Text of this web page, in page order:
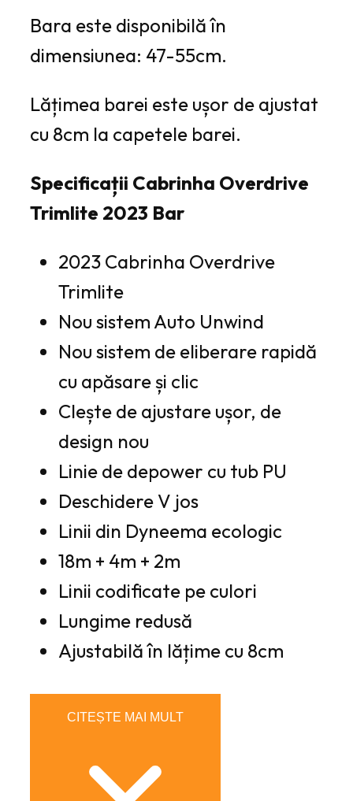
Bara este disponibilă în
dimensiunea: 47-55cm.
Lățimea barei este ușor de ajustat
cu 8cm la capetele barei.
Specificații Cabrinha Overdrive
Trimlite 2023 Bar
2023 Cabrinha Overdrive
Trimlite
Nou sistem Auto Unwind
Nou sistem de eliberare rapidă
cu apăsare și clic
Clește de ajustare ușor, de
design nou
Linie de depower cu tub PU
Deschidere V jos
Linii din Dyneema ecologic
18m + 4m + 2m
Linii codificate pe culori
Lungime redusă
Ajustabilă în lățime cu 8cm